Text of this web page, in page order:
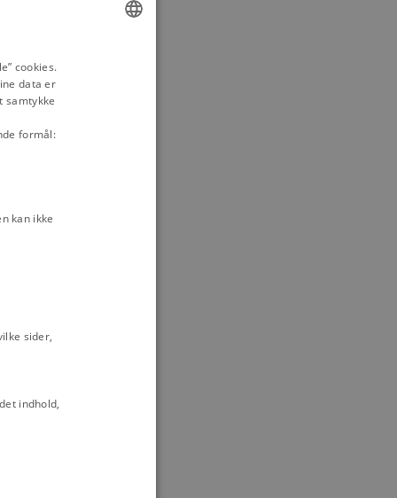
ophævelse,
1799 samt
3. april
og
cookies.
data er
samtykke
formål:
kan ikke
sider,
indhold,